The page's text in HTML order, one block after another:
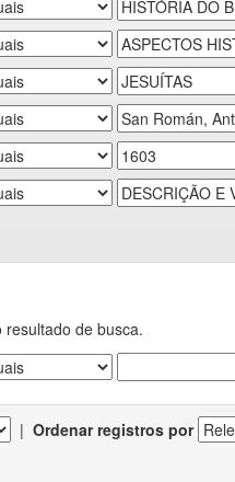
de busca.
| Ordenar registros por